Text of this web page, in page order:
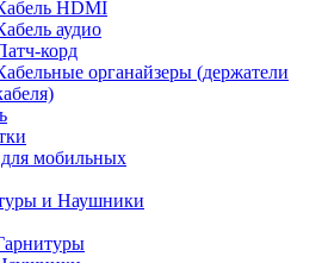
HDMI
аудио
корд
органайзеры (держатели
мобильных
и Наушники